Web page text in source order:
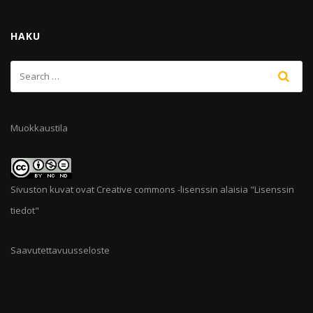
HAKU
Muokkaustila
Sivuston kuvat ovat Creative commons -lisenssin alaisia "Lisenssin
tiedot"
Saavutettavuusseloste